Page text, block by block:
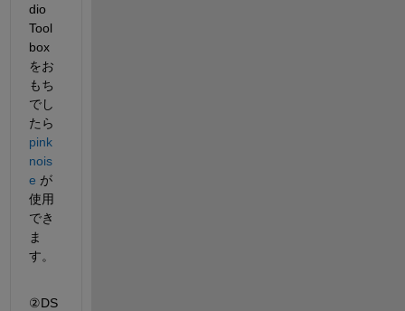
dio
Tool
box
をお
もち
でし
たら
pink
nois
e が
使用
でき
ま
す。
②DS